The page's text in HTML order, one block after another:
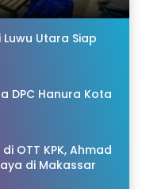
Utara Siap
DPC Hanura Kota
OTT KPK, Ahmad
di Makassar